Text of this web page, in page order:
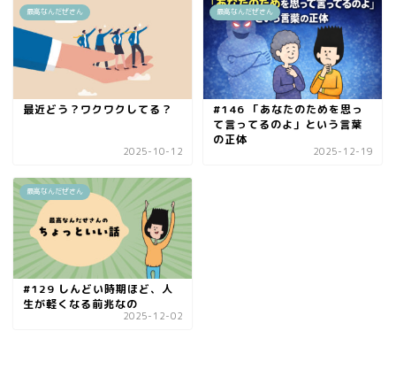
最高なんだぜさん
最近どう？ワクワクしてる？
2025-10-12
最高なんだぜさん
#146 「あなたのためを思っ
て言ってるのよ」という言葉
の正体
2025-12-19
最高なんだぜさん
#129 しんどい時期ほど、人
生が軽くなる前兆なの
2025-12-02